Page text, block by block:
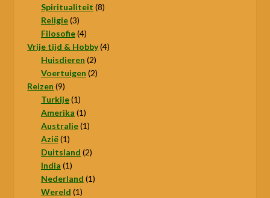
Spiritualiteit 88
Religie 33
producten
Filosofie 44
producten
Vrije tijd & Hobby 44
Huisdieren 22
producten
Voertuigen 22
Reizen 99
producten
Turkije 11
product
Amerika 11
product
Australie 11
Azië 11
product
Duitsland 22
India 11
product
Nederland 11
Wereld 11